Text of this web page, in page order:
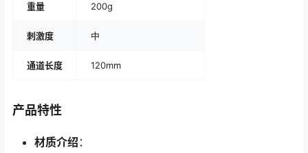
重量 200g
刺激度 中
通道长度 120mm
产品特性
材质介绍 ：